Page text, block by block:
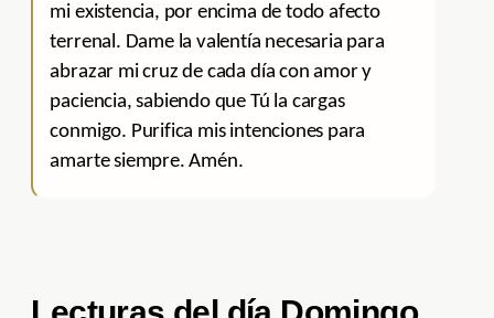
mi existencia, por encima de todo afecto
terrenal. Dame la valentía necesaria para
abrazar mi cruz de cada día con amor y
paciencia, sabiendo que Tú la cargas
conmigo. Purifica mis intenciones para
amarte siempre. Amén.